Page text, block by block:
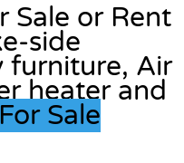
Sale or Rent
side
furniture, Air
heater and
Sale